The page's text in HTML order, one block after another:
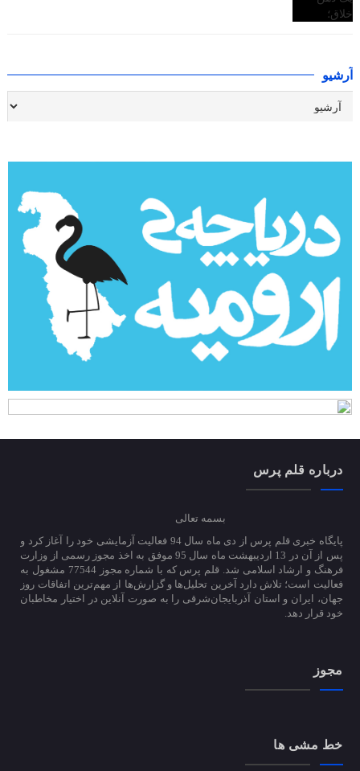
آرشیو
درباره قلم پرس
بسمه تعالی
پایگاه خبری قلم پرس از دی ماه سال 94 فعالیت آزمایشی خود را آغاز کرد و
پس از آن در 13 اردیبهشت ماه سال 95 موفق به اخذ مجوز رسمی از وزارت
فرهنگ و ارشاد اسلامی شد. قلم پرس که با شماره مجوز 77544 مشغول به
فعالیت است؛ تلاش دارد آخرین تحلیل‌ها و گزارش‌ها از مهم‌ترین اتفاقات روز
جهان، ایران و استان آذربایجان‌شرقی را به صورت آنلاین در اختیار مخاطبان
خود قرار دهد.
مجوز
خط مشی ها